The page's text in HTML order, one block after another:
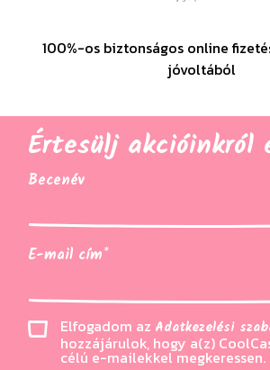
100%-os biztonságos online
jóvoltából
Értesülj akcióinkról
Becenév
E-mail cím*
Elfogadom az Adatkezelési
hozzájárulok, hogy a(z)
célú e-mailekkel megkeressen.